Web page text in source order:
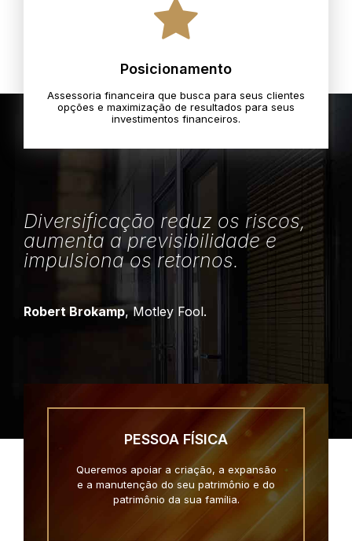
Posicionamento
Assessoria financeira que busca para seus clientes
opções e maximização de resultados para seus
investimentos financeiros.
Diversificação reduz os riscos,
aumenta a previsibilidade e
impulsiona os retornos.
Robert Brokamp, Motley Fool.
PESSOA FÍSICA
Queremos apoiar a criação, a expansão
e a manutenção do seu patrimônio e do
patrimônio da sua família.